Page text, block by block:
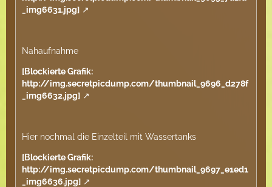
_img6631.jpg]
Nahaufnahme
[Blockierte Grafik:
http://img.secretpicdump.com/thumbnail_9696_d278f
_img6632.jpg]
Hier nochmal die Einzelteil mit Wassertanks
[Blockierte Grafik:
http://img.secretpicdump.com/thumbnail_9697_e1ed1
_img6636.jpg]